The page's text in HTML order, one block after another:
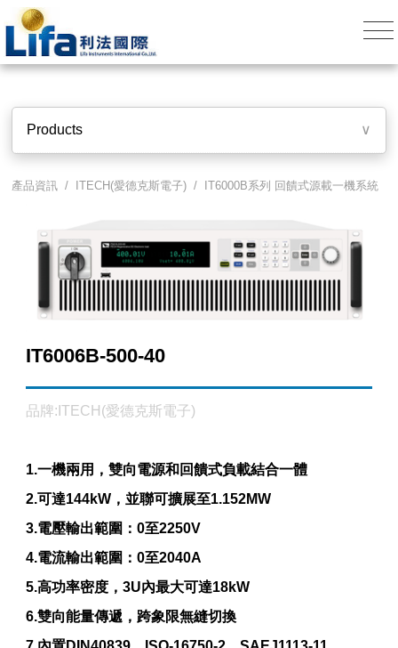
Products ∨
產品資訊 / ITECH(愛德克斯電子) / IT6000B系列 回饋式源載一機系統
IT6006B-500-40
品牌:ITECH(愛德克斯電子)
1.一機兩用，雙向電源和回饋式負載結合一體
2.可達144kW，並聯可擴展至1.152MW
3.電壓輸出範圍：0至2250V
4.電流輸出範圍：0至2040A
5.高功率密度，3U內最大可達18kW
6.雙向能量傳遞，跨象限無縫切換